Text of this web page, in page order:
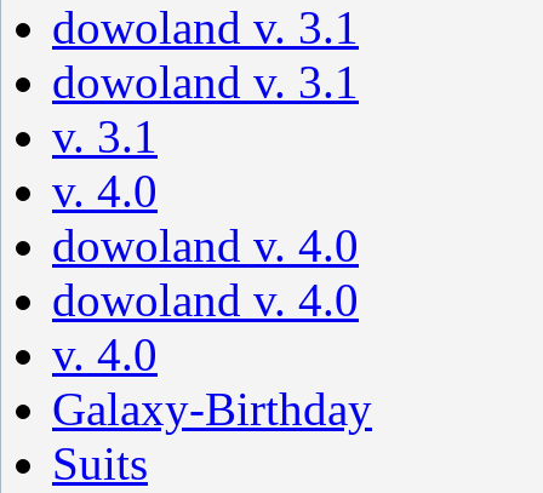
dowoland v. 3.1
dowoland v. 3.1
v. 3.1
v. 4.0
dowoland v. 4.0
dowoland v. 4.0
v. 4.0
Galaxy-Birthday
Suits